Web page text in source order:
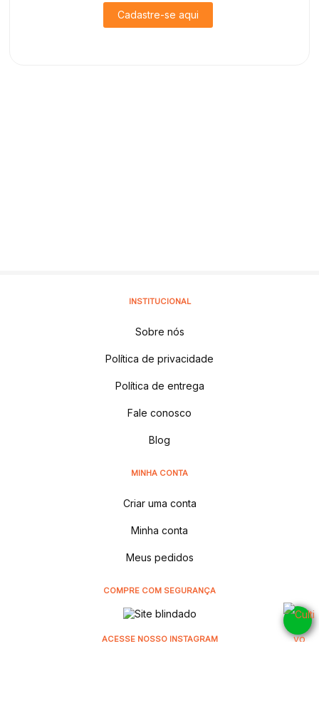
Cadastre-se aqui
INSTITUCIONAL
Sobre nós
Política de privacidade
Política de entrega
Fale conosco
Blog
MINHA CONTA
Criar uma conta
Minha conta
Meus pedidos
COMPRE COM SEGURANÇA
ACESSE NOSSO INSTAGRAM